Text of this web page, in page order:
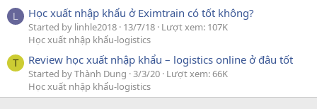
L Học xuất nhập khẩu ở Eximtrain có tốt không?
Started by linhle2018 13/7/18 Lượt xem: 107K
Học xuất nhập khẩu-logistics
T Review học xuất nhập khẩu – logistics online ở đâu tốt
Started by Thành Dung 3/3/20 Lượt xem: 66K
Học xuất nhập khẩu-logistics